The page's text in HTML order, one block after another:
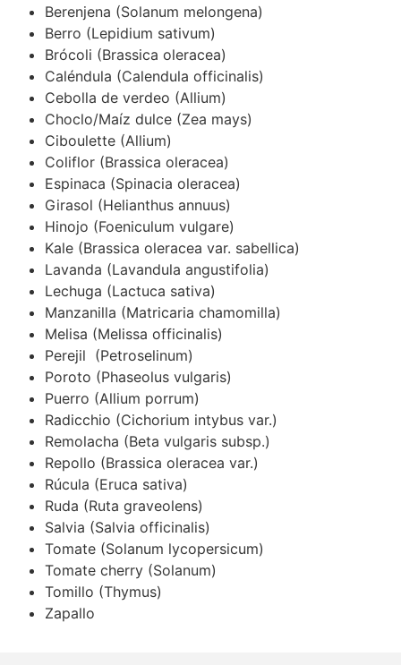
Berenjena (Solanum melongena)
Berro (Lepidium sativum)
Brócoli (Brassica oleracea)
Caléndula (Calendula officinalis)
Cebolla de verdeo (Allium)
Choclo/Maíz dulce (Zea mays)
Ciboulette (Allium)
Coliflor (Brassica oleracea)
Espinaca (Spinacia oleracea)
Girasol (Helianthus annuus)
Hinojo (Foeniculum vulgare)
Kale (Brassica oleracea var. sabellica)
Lavanda (Lavandula angustifolia)
Lechuga (Lactuca sativa)
Manzanilla (Matricaria chamomilla)
Melisa (Melissa officinalis)
Perejil (Petroselinum)
Poroto (Phaseolus vulgaris)
Puerro (Allium porrum)
Radicchio (Cichorium intybus var.)
Remolacha (Beta vulgaris subsp.)
Repollo (Brassica oleracea var.)
Rúcula (Eruca sativa)
Ruda (Ruta graveolens)
Salvia (Salvia officinalis)
Tomate (Solanum lycopersicum)
Tomate cherry (Solanum)
Tomillo (Thymus)
Zapallo